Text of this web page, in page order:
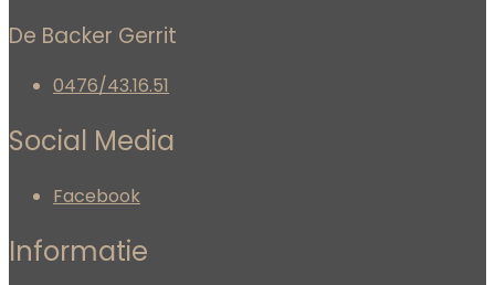
De Backer Gerrit
0476/43.16.51
Social Media
Facebook
Informatie